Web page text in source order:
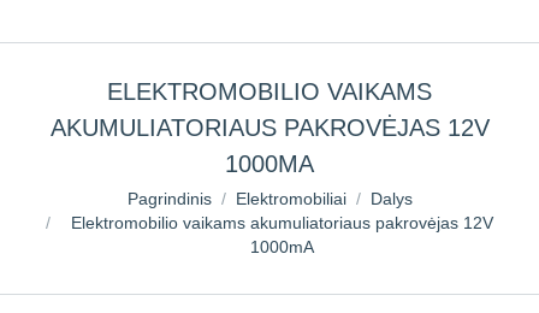
ELEKTROMOBILIO VAIKAMS
AKUMULIATORIAUS PAKROVĖJAS 12V
1000MA
You are here:Pagrindinis Elektromobiliai
Dalys
Elektromobilio vaikams akumuliatoriaus pakrovėjas 12V
1000mA